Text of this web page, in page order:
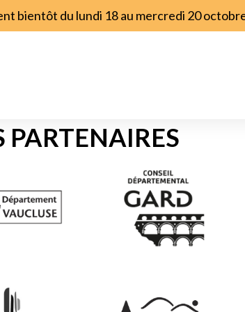
bientôt du lundi 18 au mercredi 20
PARTENAIRES